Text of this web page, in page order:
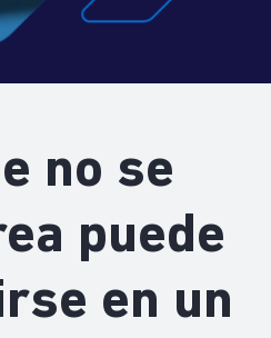
no se
puede
en un